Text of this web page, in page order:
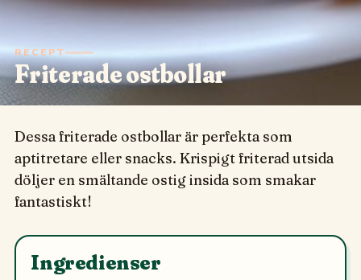
RECEPT
Friterade ostbollar
Dessa friterade ostbollar är perfekta som
aptitretare eller snacks. Krispigt friterad utsida
döljer en smältande ostig insida som smakar
fantastiskt!
Ingredienser